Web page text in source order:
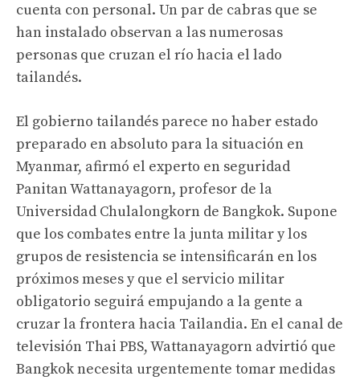
cuenta con personal. Un par de cabras que se
han instalado observan a las numerosas
personas que cruzan el río hacia el lado
tailandés.
El gobierno tailandés parece no haber estado
preparado en absoluto para la situación en
Myanmar, afirmó el experto en seguridad
Panitan Wattanayagorn, profesor de la
Universidad Chulalongkorn de Bangkok. Supone
que los combates entre la junta militar y los
grupos de resistencia se intensificarán en los
próximos meses y que el servicio militar
obligatorio seguirá empujando a la gente a
cruzar la frontera hacia Tailandia. En el canal de
televisión Thai PBS, Wattanayagorn advirtió que
Bangkok necesita urgentemente tomar medidas